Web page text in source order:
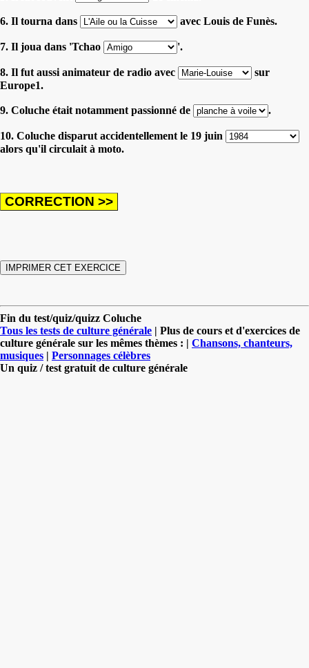
6. Il tourna dans avec Louis de Funès.
7. Il joua dans 'Tchao '.
8. Il fut aussi animateur de radio avec
sur
Europe1.
9. Coluche était notamment passionné de .
10. Coluche disparut accidentellement le 19 juin
alors qu'il circulait à moto.
Fin du test/quiz/quizz Coluche
Tous les tests de culture générale | Plus de cours et d'exercices de
culture générale sur les mêmes thèmes : | Chansons, chanteurs,
musiques | Personnages célèbres
Un quiz / test gratuit de culture générale